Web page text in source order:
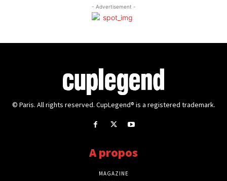
- Advertisement -
© Paris. All rights reserved. CupLegend® is a registered trademark.
A propos
MAGAZINE